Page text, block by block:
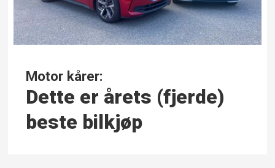
Motor kårer:
Dette er årets (fjerde)
beste bilkjøp